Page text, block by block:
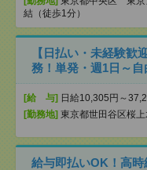
結（徒歩1分）
【日払い・未経験歓
務！単発・週1日～
[給 与] 日給10,305円～
[勤務地] 東京都世田谷区桜
給与即払いOK！高時